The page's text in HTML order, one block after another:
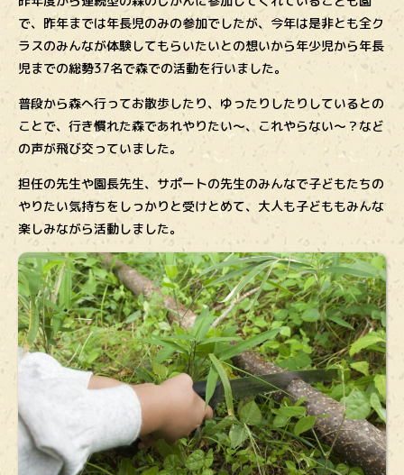
で、昨年までは年長児のみの参加でしたが、今年は是非とも全ク
ラスのみんなが体験してもらいたいとの想いから年少児から年長
児までの総勢37名で森での活動を行いました。
普段から森へ行ってお散歩したり、ゆったりしたりしているとの
ことで、行き慣れた森であれやりたい〜、これやらない〜？など
の声が飛び交っていました。
担任の先生や園長先生、サポートの先生のみんなで子どもたちの
やりたい気持ちをしっかりと受けとめて、大人も子どももみんな
楽しみながら活動しました。